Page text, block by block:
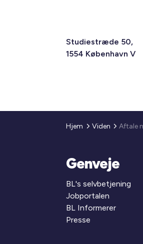
Studiestræde 50,
1554 København V
Hjem Viden Aftale
Genveje
BL's selvbetjening
Jobportalen
BL Informerer
Presse